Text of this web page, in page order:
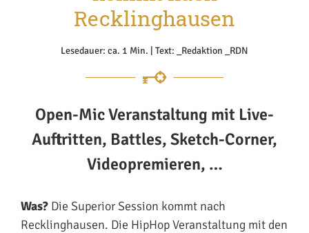
Recklinghausen
Lesedauer: ca. 1 Min. | Text: _Redaktion _RDN
Open-Mic Veranstaltung mit Live-
Auftritten, Battles, Sketch-Corner,
Videopremieren, …
Was? Die Superior Session kommt nach
Recklinghausen. Die HipHop Veranstaltung mit den